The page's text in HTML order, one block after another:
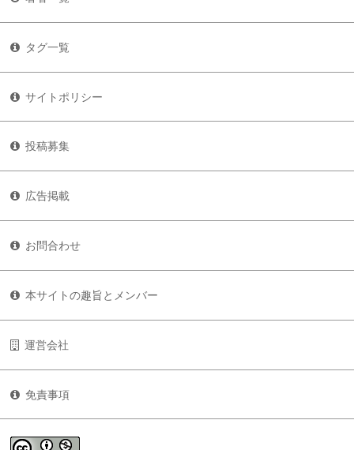
タグ一覧
サイトポリシー
投稿募集
広告掲載
お問合わせ
本サイトの趣旨とメンバー
運営会社
免責事項